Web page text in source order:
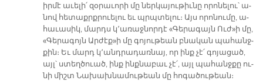
իր­մէ ա­ւե­լի՛ զօ­րա­ւո­րի մը ներ­կա­յու­թիւ­նը ո­րո­նե­լու՝ ա­
նով հե­տաքրք­րուե­լու եւ պրպտե­լու։ Այս ո­րո­նու­մը, ա­
հա­ւա­սիկ, մարդս կ՚ա­ռաջ­նոր­դէ «Գե­րա­գայն Ուժ»ի մը,
«Գե­րա­գոյն Ար­ժէք»ի մը գո­յու­թեան բնա­կան պա­հանջ­
քին։ Եւ մարդ կ՚անդ­րա­դառ­նայ, որ ինք չէ՛ գո­յա­ցած,
այլ՝ ստեղ­ծուած, ինք ինք­նա­բաւ չէ՛, այլ պա­հանջ­քը ու­
նի միշտ Նա­խախ­նա­մու­թեան մը հո­գա­ծու­թեան։